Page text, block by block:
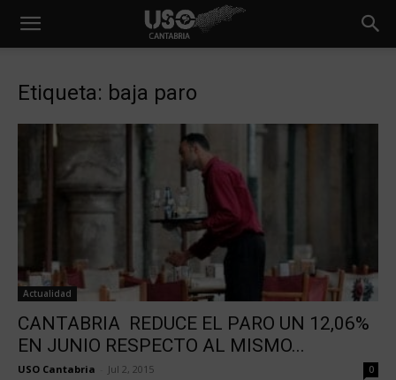
Etiqueta: baja paro
Actualidad
CANTABRIA REDUCE EL PARO UN 12,06%
EN JUNIO RESPECTO AL MISMO...
USO Cantabria Jul 2, 2015 0